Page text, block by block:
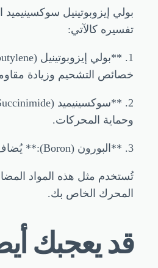
بولي إيزوبوتينيل
تفسيره كالآتي:
خصائص التشحيم وزيادة
وحماية المحركات.
3. **البورون (Boron):** يُضاف أحيانًا كعنصر إلى تركيب المادة لتحسين خصائص الحماية من التآكل.
تُستخدم مثل هذه المواد
المحرك الخاص بك.
قد يعجبك